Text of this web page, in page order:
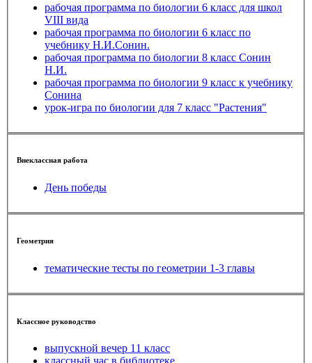
рабочая программа по биологии 6 класс для школ
VIII вида
рабочая программа по биологии 6 класс по
учебнику Н.И.Сонин.
рабочая программа по биологии 8 класс Сонин
Н.И.
рабочая программа по биологии 9 класс к учебнику
Сонина
урок-игра по биологии для 7 класс "Растения"
Внеклассная работа
День победы
Геометрия
тематические тесты по геометрии 1-3 главы
Классное руководство
выпускной вечер 11 класс